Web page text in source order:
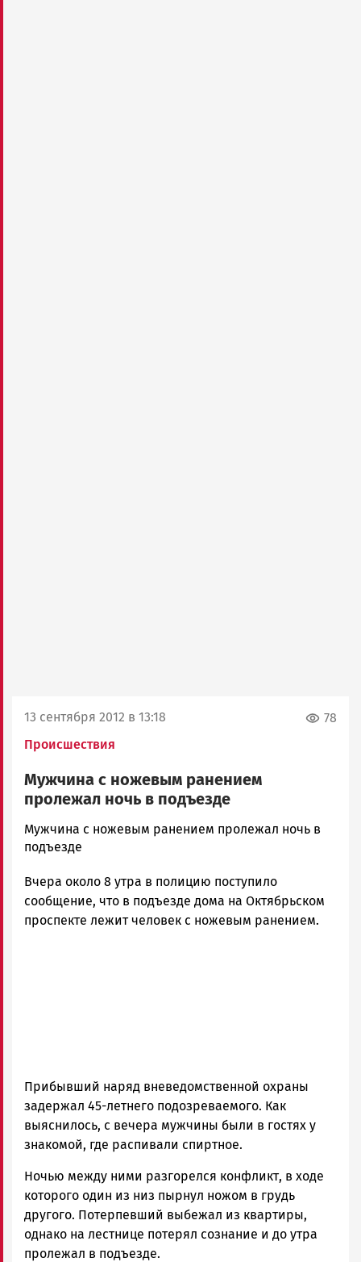
13 сентября 2012 в 13:18
Происшествия
78
Мужчина с ножевым ранением
пролежал ночь в подъезде
admintimur
Новости
и
Карелии
|
Мужчина с ножевым ранением пролежал ночь в
подъезде
Вчера около 8 утра в полицию поступило
сообщение, что в подъезде дома на Октябрьском
проспекте лежит человек с ножевым ранением.
Прибывший наряд вневедомственной охраны
задержал 45-летнего подозреваемого. Как
выяснилось, с вечера мужчины были в гостях у
знакомой, где распивали спиртное.
Ночью между ними разгорелся конфликт, в ходе
которого один из низ пырнул ножом в грудь
другого. Потерпевший выбежал из квартиры,
однако на лестнице потерял сознание и до утра
пролежал в подъезде.